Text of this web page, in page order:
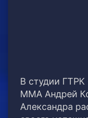
В студии
ММА Андрей
Александра